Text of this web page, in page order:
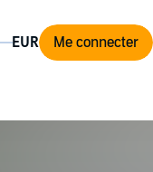
Me connecter